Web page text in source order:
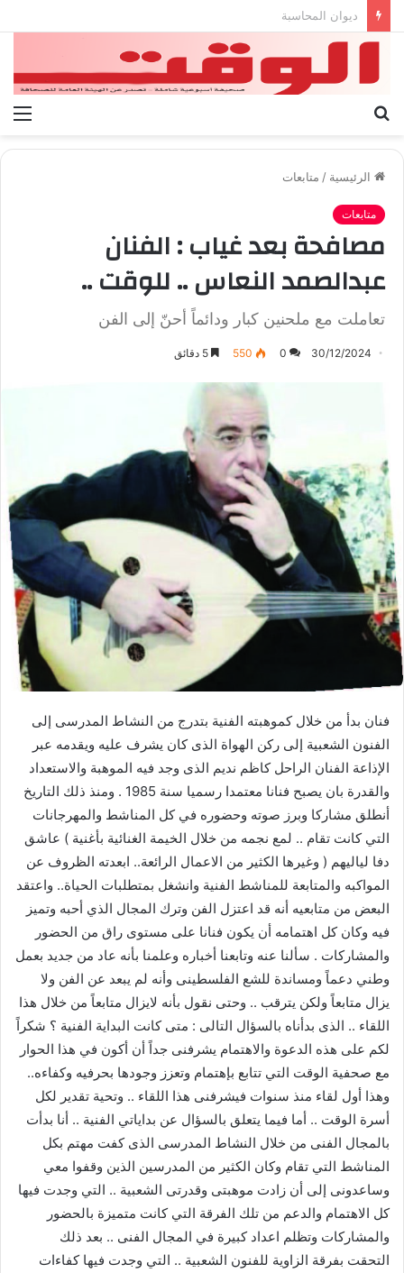
بيان الإتحاد الوطنى العام لعمال ليبيا
الرئيسية / متابعات
متابعات
مصافحة بعد غياب : الفنان
عبدالصمد النعاس .. للوقت ..
تعاملت مع ملحنين كبار ودائماً أحنّ إلى الفن
30/12/2024
0
550
فنان بدأ من خلال كموهبته الفنية بتدرج من النشاط المدرسى إلى
الفنون الشعبية إلى ركن الهواة الذى كان يشرف عليه ويقدمه عبر
الإذاعة الفنان الراحل كاظم نديم الذى وجد فيه الموهبة والاستعداد
والقدرة بان يصبح فنانا معتمدا رسميا سنة 1985 . ومنذ ذلك التاريخ
أنطلق مشاركا وبرز صوته وحضوره في كل المناشط والمهرجانات
التي كانت تقام .. لمع نجمه من خلال الخيمة الغنائية بأغنية ) عاشق
دفا لياليهم ( وغيرها الكثير من الاعمال الرائعة.. ابعدته الظروف عن
المواكبه والمتابعة للمناشط الفنية وانشغل بمتطلبات الحياة.. واعتقد
البعض من متابعيه أنه قد اعتزل الفن وترك المجال الذي أحبه وتميز
فيه وكان كل اهتمامه أن يكون فنانا على مستوى راق من الحضور
والمشاركات . سألنا عنه وتابعنا أخباره وعلمنا بأنه عاد من جديد بعمل
وطني دعماً ومساندة للشع الفلسطينى وأنه لم يبعد عن الفن ولا
يزال متابعاً ولكن يترقب .. وحتى نقول بأنه لايزال متابعاً من خلال هذا
اللقاء .. الذى بدأناه بالسؤال التالى : متى كانت البداية الفنية ؟ شكراً
لكم على هذه الدعوة والاهتمام يشرفنى جداً أن أكون في هذا الحوار
مع صحفية الوقت التي تتابع بإهتمام وتعزز وجودها بحرفيه وكفاءه..
وهذا أول لقاء منذ سنوات فيشرفنى هذا اللقاء .. وتحية تقدير لكل
أسرة الوقت .. أما فيما يتعلق بالسؤال عن بداياتي الفنية .. أنا بدأت
بالمجال الفنى من خلال النشاط المدرسى الذى كفت مهتم بكل
المناشط التي تقام وكان الكثير من المدرسين الذين وقفوا معي
وساعدونى إلى أن زادت موهبتى وقدرتى الشعبية .. التي وجدت فيها
كل الاهتمام والدعم من تلك الفرقة التي كانت متميزة بالحضور
والمشاركات وتظلم اعداد كبيرة في المجال الفنى .. بعد ذلك
التحقت بفرقة الزاوية للفنون الشعبية .. التي وجدت فيها كفاءات